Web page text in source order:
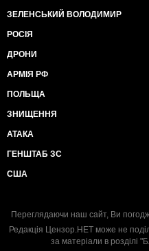
ЗЕЛЕНСЬКИЙ ВОЛОДИМИР
РОСІЯ
ДРОНИ
АРМІЯ РФ
ПОЛЬЩА
ЗНИЩЕННЯ
АТАКА
ГЕНШТАБ ЗС
США
Переглядаючи наш сайт, Ви
Редакція Цензор.НЕТ може не
за матеріали в розділі